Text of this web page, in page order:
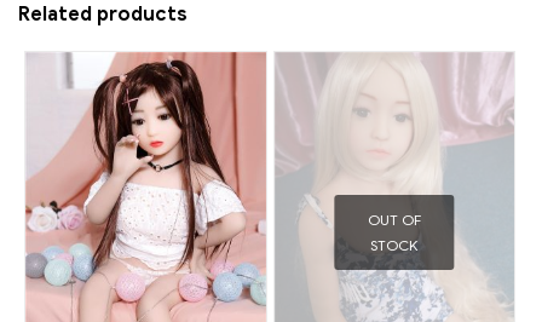
Related products
OUT OF
STOCK